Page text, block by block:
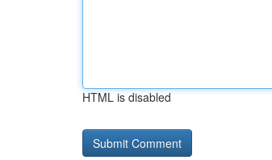
HTML is disabled